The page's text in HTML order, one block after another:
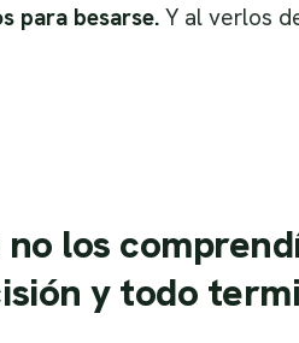
para besarse.Y al verlos
los
y todo